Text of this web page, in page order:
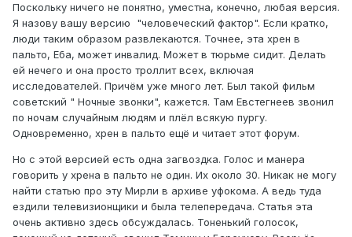
Поскольку ничего не понятно, уместна, конечно, любая версия.
Я назову вашу версию "человеческий фактор". Если кратко,
люди таким образом развлекаются. Точнее, эта хрен в
пальто, Еба, может инвалид. Может в тюрьме сидит. Делать
ей нечего и она просто троллит всех, включая
исследователей. Причём уже много лет. Был такой фильм
советский " Ночные звонки", кажется. Там Евстегнеев звонил
по ночам случайным людям и плёл всякую пургу.
Одновременно, хрен в пальто ещё и читает этот форум.
Но с этой версией есть одна загвоздка. Голос и манера
говорить у хрена в пальто не один. Их около 30. Никак не могу
найти статью про эту Мирли в архиве уфокома. А ведь туда
ездили телевизионщики и была телепередача. Статья эта
очень активно здесь обсуждалась. Тоненький голосок,